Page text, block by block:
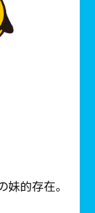
的存在。